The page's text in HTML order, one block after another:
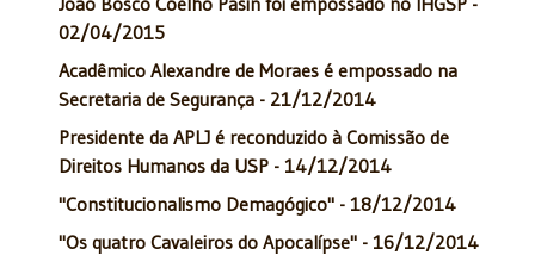
02/04/2015
Acadêmico Alexandre de Moraes é empossado na
Secretaria de Segurança - 21/12/2014
Presidente da APLJ é reconduzido à Comissão de
Direitos Humanos da USP - 14/12/2014
"Constitucionalismo Demagógico" - 18/12/2014
"Os quatro Cavaleiros do Apocalípse" - 16/12/2014